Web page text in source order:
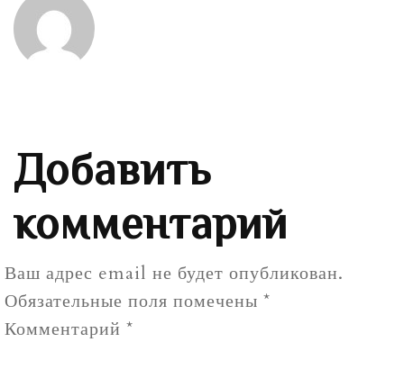
Добавить
комментарий
Ваш адрес email не будет опубликован.
Обязательные поля помечены *
Комментарий *